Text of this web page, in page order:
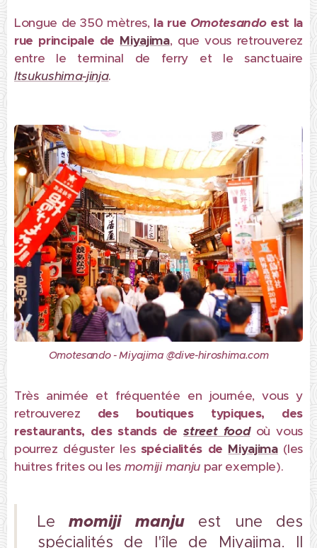
Longue de 350 mètres, la rue Omotesandoest la
rue principale de Miyajima, que vous retrouverez
entre le terminal de ferry et le sanctuaire
Itsukushima-jinja.
Omotesando - Miyajima @dive-hiroshima.com
Très animée et fréquentée en journée, vous y
retrouverez des boutiques typiques, des
restaurants, des stands destreet foodoù vous
pourrez déguster les spécialités de Miyajima(les
huitres frites ou les momiji manjupar exemple).
Lemomiji manju
est une des
spécialités de l'île de Miyajima. Il